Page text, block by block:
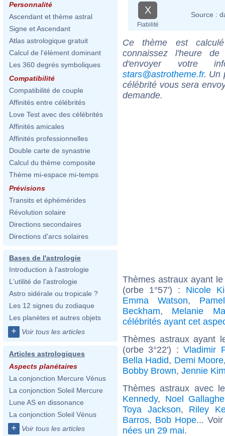
Personnalité
Ascendant et thème astral
Signe et Ascendant
Atlas astrologique gratuit
Calcul de l'élément dominant
Les 360 degrés symboliques
Compatibilité
Compatibilité de couple
Affinités entre célébrités
Love Test avec des célébrités
Affinités amicales
Affinités professionnelles
Double carte de synastrie
Calcul du thème composite
Thème mi-espace mi-temps
Prévisions
Transits et éphémérides
Révolution solaire
Directions secondaires
Directions d'arcs solaires
Bases de l'astrologie
Introduction à l'astrologie
L'utilité de l'astrologie
Astro sidérale ou tropicale ?
Les 12 signes du zodiaque
Les planètes et autres objets
+ Voir tous les articles
Articles astrologiques
Aspects planétaires
La conjonction Mercure Vénus
La conjonction Soleil Mercure
Lune AS en dissonance
La conjonction Soleil Vénus
+ Voir tous les articles
X
Fiabilité
Source :
Ce thème est
connaissez l'heure
d'envoyer votre
stars@astrotheme.fr. Un
célébrité vous sera
demande.
Thèmes astraux ayant
(orbe 1°57') : Nicole
Emma Watson,
Beckham, Melanie
célébrités ayant cet
Thèmes astraux ayant
(orbe 3°22') :Vladimir
Bella Hadid, Demi Moore
Bobby Brown, Jennie
Thèmes astraux avec
Kennedy, Noel
Toya Jackson, Riley
Barros, Bob Hope...
nées un 29 mai.